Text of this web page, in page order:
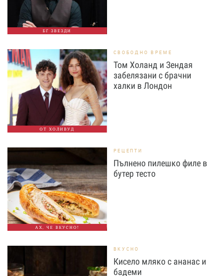
БГ ЗВЕЗДИ
ОТ ХОЛИВУД
СВОБОДНО ВРЕМЕ
Том Холанд и Зендая
забелязани с брачни
халки в Лондон
АХ, ЧЕ ВКУСНО!
РЕЦЕПТИ
Пълнено пилешко филе в
бутер тесто
ВКУСНО
Кисело мляко с ананас и
бадеми